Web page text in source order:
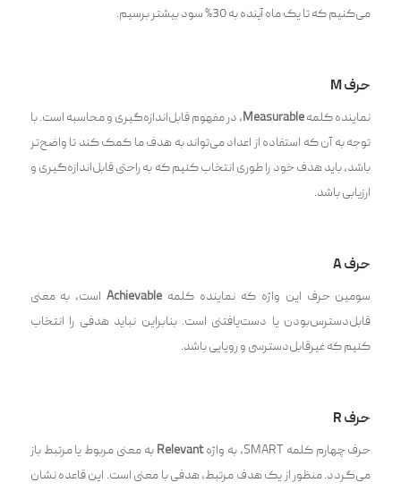
می‌کنیم که تا یک ماه آینده به 30% سود بیشتر برسیم.
حرف M
نماینده کلمهMeasurable، در مفهوم قابل‌اندازه‌گیری و محاسبه است. با
توجه به آن که استفاده از اعداد می‌تواند به هدف ما کمک کند تا واضح‌تر
باشد، باید هدف خود را طوری انتخاب کنیم که به راحتی قابل‌اندازه‌گیری و
ارزیابی باشد.
حرف A
سومین حرف این واژه که نماینده کلمه Achievableاست، به معنی
قابل‌دسترس‌بودن یا دست‌یافتنی است. بنابراین نباید هدفی را انتخاب
کنیم که غیرقابل‌دسترسی و رویایی باشد.
حرف R
حرف چهارم کلمه SMART، به واژه Relevant به معنی مربوط یا مرتبط باز
می‌گردد. منظور از یک هدف مرتبط، هدفی با معنی است. این قاعده نشان